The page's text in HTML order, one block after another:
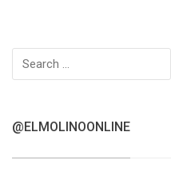
Search
for:
@ELMOLINOONLINE